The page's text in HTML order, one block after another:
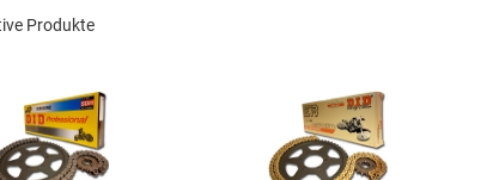
Produkte